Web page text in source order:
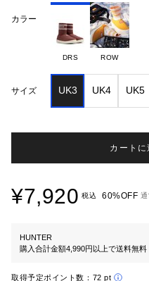
カラー
DRS ROW
サイズ UK3 UK4 UK5
カートに
¥7,920 税込 60%OFF 通
HUNTER
購入合計金額4,990円以上で送料無料
取得予定ポイント数： 72 pt